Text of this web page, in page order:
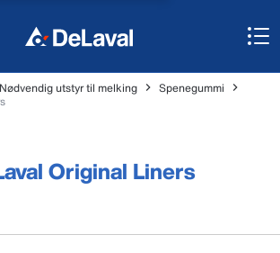
Nødvendig utstyr til melking
Spenegummi
Original Liners